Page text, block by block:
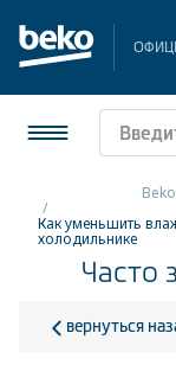
Beko
Как уменьшить влажность в отделении для фруктов и овощей в
холодильнике
Часто
вернуться